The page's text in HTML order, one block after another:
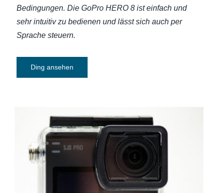
Bedingungen. Die GoPro HERO 8 ist einfach und
sehr intuitiv zu bedienen und lässt sich auch per
Sprache steuern.
Ding ansehen
Action Cam SJCAM SJ8 Pro – Kleine
Kamera für Actionaufnahmen